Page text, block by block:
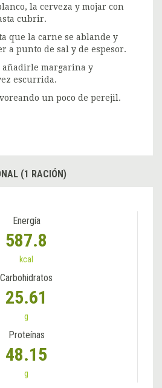
la cerveza y mojar con
cubrir.
que la carne se ablande y
a punto de sal y de espesor.
añadirle margarina y
escurrida.
un poco de perejil.
(1 RACIÓN)
Energía
587.8
kcal
Carbohidratos
25.61
g
Proteínas
48.15
g